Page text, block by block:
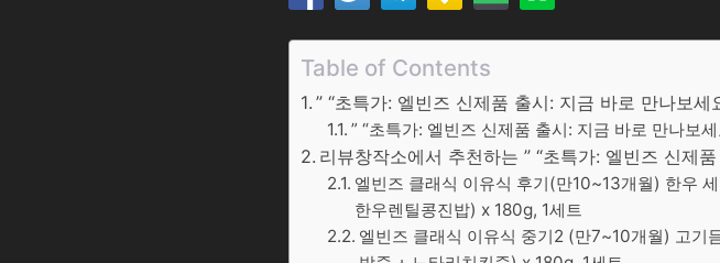
Table of Contents
” “초특가: 엘빈즈 신제품 출시: 지금 바로 만나보세
” “초특가: 엘빈즈 신제품 출시: 지금 바로 만나보
리뷰창작소에서 추천하는 ” “초특가: 엘빈즈 신제
엘빈즈 클래식 이유식 후기(만10~13개월) 한우
한우렌틸콩진밥) x 180g, 1세트
엘빈즈 클래식 이유식 중기2 (만7~10개월) 고기